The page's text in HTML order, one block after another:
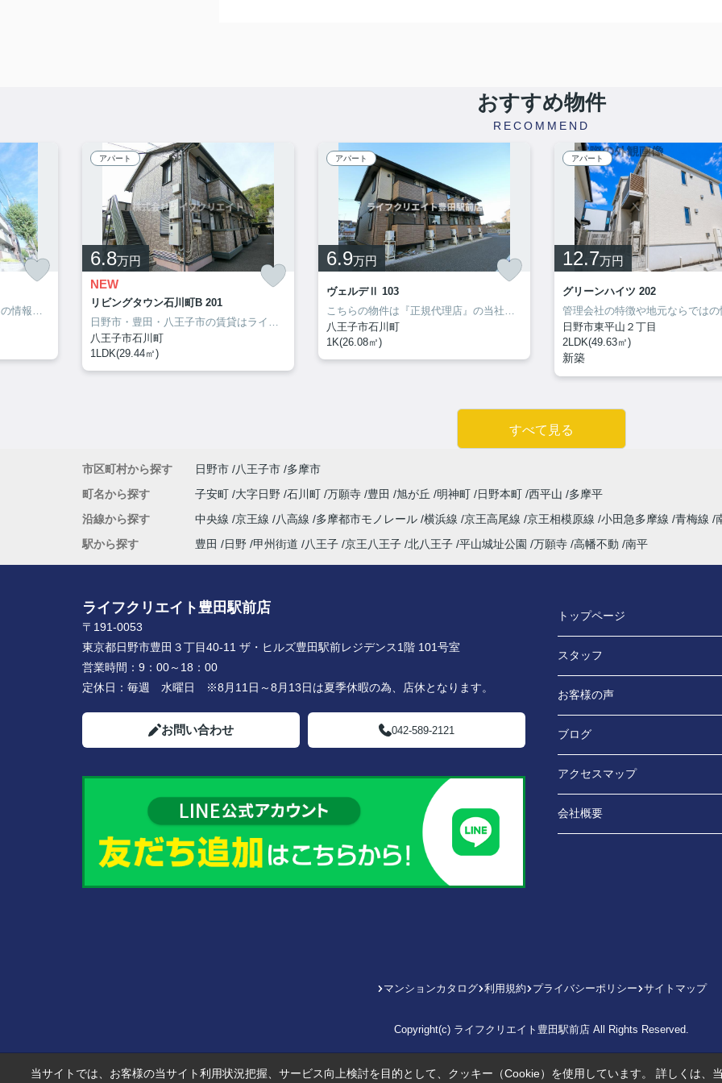
おすすめ物件
RECOMMEND
管理会社の特徴や地元ならではの情報も当社ならお伝え出来ます！
アパート
6.8万円
NEW
リビングタウン石川町B 201
日野市・豊田・八王子市の賃貸はライフクリエイト豊田駅前店へ♪ご来店・お問い合わせをお待ちしてます♪♪
八王子市石川町
1LDK(29.44㎡)
アパート
6.9万円
ヴェルデⅡ 103
こちらの物件は『正規代理店』の当社へお問い合わせください！ご来店・お問い合わせをお待ちしてます♪♪
八王子市石川町
1K(26.08㎡)
アパート
12.7万円
グリーンハイツ 202
日野市東平山２丁目
2LDK(49.63㎡)
新築
すべて見る
市区町村から探す 日野市 八王子市 多摩市
町名から探す
子安町 大字日野 石川町 万願寺 豊田 旭が丘 明神町 日野本町 西平山
多摩平
沿線から探す
中央線 京王線 八高線 多摩都市モノレール 横浜線 京王高尾線 京王相模原線 小田急多摩線 青梅線
駅から探す
豊田 日野 甲州街道 八王子 京王八王子 北八王子 平山城址公園 万願寺 高幡不動 南平
ライフクリエイト豊田駅前店
〒191-0053
東京都日野市豊田３丁目40-11 ザ・ヒルズ豊田駅前レジデンス1階 101号室
営業時間： 9：00～18：00
定休日： 毎週 水曜日 ※8月11日～8月13日は夏季休暇の為、店休となります。
お問い合わせ 042-589-2121
トップページ
スタッフ
お客様の声
ブログ
アクセスマップ
会社概要
マンションカタログ 利用規約 プライバシーポリシー サイトマップ
Copyright(c) ライフクリエイト豊田駅前店 All Rights Reserved.
当サイトでは、お客様の当サイト利用状況把握、サービス向上検討を目的として、クッキー（Cookie）を使用しています。 詳しくは、